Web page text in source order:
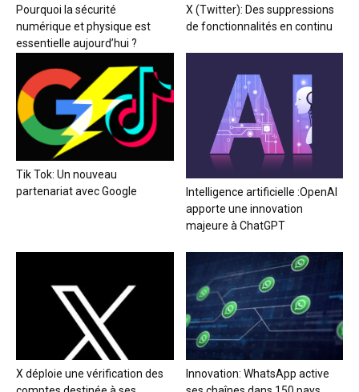
Pourquoi la sécurité
numérique et physique est
essentielle aujourd’hui ?
X (Twitter): Des suppressions
de fonctionnalités en continu
Tik Tok: Un nouveau
partenariat avec Google
Intelligence artificielle :OpenAI
apporte une innovation
majeure à ChatGPT
X déploie une vérification des
Innovation: WhatsApp active